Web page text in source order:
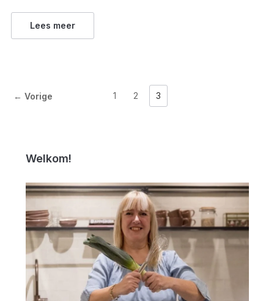
Lees meer
← Vorige 1 2 3
Welkom!